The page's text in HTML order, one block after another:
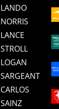
LANDO
NORRIS
LANCE
STROLL
LOGAN
SARGEANT
CARLOS
SAINZ